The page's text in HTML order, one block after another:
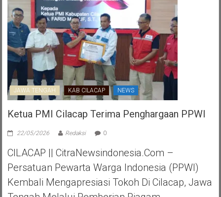
JAWA TENGAH KAB CILACAP NEWS
Ketua PMI Cilacap Terima Penghargaan PPWI
22/05/2026 Redaksi 0
CILACAP || CitraNewsindonesia.com –
Persatuan Pewarta Warga Indonesia (PPWI)
Kembali Mengapresiasi Tokoh Di Cilacap, Jawa